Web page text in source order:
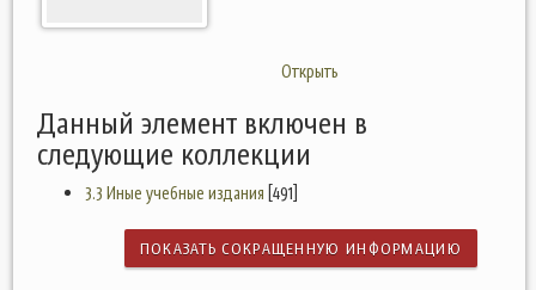
Открыть
Данный элемент включен в
следующие коллекции
3.3 Иные учебные издания [491]
ПОКАЗАТЬ СОКРАЩЕННУЮ ИНФОРМАЦИЮ